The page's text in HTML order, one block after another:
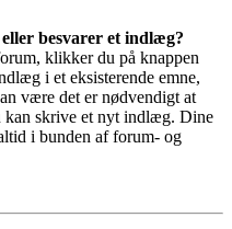
besvarer et indlæg?
klikker du på knappen
i et eksisterende emne,
være det er nødvendigt at
kan skrive et nyt indlæg. Dine
i bunden af forum- og